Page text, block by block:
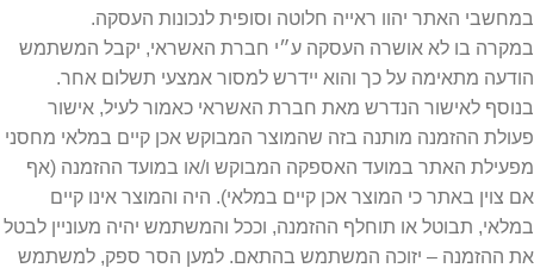
במחשבי האתר יהוו ראייה חלוטה וסופית לנכונות העסקה.
במקרה בו לא אושרה העסקה ע״י חברת האשראי, יקבל המשתמש
הודעה מתאימה על כך והוא יידרש למסור אמצעי תשלום אחר.
בנוסף לאישור הנדרש מאת חברת האשראי כאמור לעיל, אישור
פעולת ההזמנה מותנה בזה שהמוצר המבוקש אכן קיים במלאי מחסני
מפעילת האתר במועד האספקה המבוקש ו/או במועד ההזמנה (אף
אם צוין באתר כי המוצר אכן קיים במלאי). היה והמוצר אינו קיים
במלאי, תבוטל או תוחלף ההזמנה, וככל והמשתמש יהיה מעוניין לבטל
את ההזמנה – יזוכה המשתמש בהתאם. למען הסר ספק, למשתמש